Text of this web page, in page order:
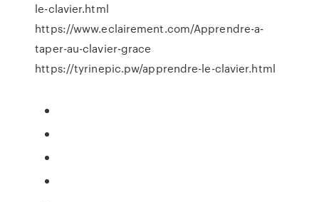
le-clavier.html
https://www.eclairement.com/Apprendre-a-
taper-au-clavier-grace
https://tyrinepic.pw/apprendre-le-clavier.html